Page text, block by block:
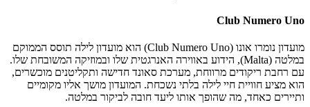
Club Numero Uno
מועדון נומרו אונו (Club Numero Uno) הוא מועדון לילה תוסס הממוקם
במלטה (Malta), הידוע באווירה האנרגטית שלו ובמוזיקה המשובחת שלו.
עם רחבת ריקודים מרווחת, מערכת סאונד חדישה ותקליטנים מוכשרים,
הוא מציע חוויית חיי לילה בלתי נשכחת. המועדון מושך אליו מקומיים
ותיירים כאחד, מה שהופך אותו ליעד חובה לביקור במלטה.